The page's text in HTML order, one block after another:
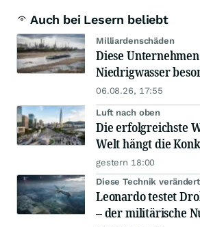
Auch bei Lesern beliebt
Milliardenschäden
Diese
Niedrigwasser
06.08.26, 17:55
Luft nach oben
Die erfolgreichste
Welt hängt die
gestern 18:00
Diese Technik
Leonardo testet
– der militärische